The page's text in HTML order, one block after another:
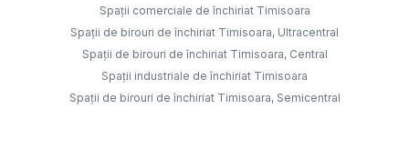
Spații comerciale de închiriat Timisoara
Spații de birouri de închiriat Timisoara, Ultracentral
Spații de birouri de închiriat Timisoara, Central
Spații industriale de închiriat Timisoara
Spații de birouri de închiriat Timisoara, Semicentral